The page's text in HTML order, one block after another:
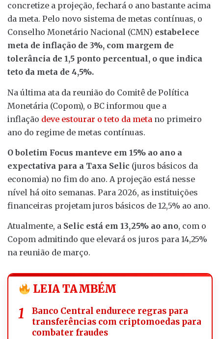
concretize a projeção, fechará o ano bastante acima
da meta. Pelo novo sistema de metas contínuas, o
Conselho Monetário Nacional (CMN) estabelece
meta de inflação de 3%, com margem de
tolerância de 1,5 ponto percentual, o que indica
teto da meta de 4,5%.
Na última ata da reunião do Comitê de Política
Monetária (Copom), o BC informou que a
inflação deve estourar o teto da meta no primeiro
ano do regime de metas contínuas.
O boletim Focus manteve em 15% ao ano a
expectativa para a Taxa Selic (juros básicos da
economia) no fim do ano. A projeção está nesse
nível há oito semanas. Para 2026, as instituições
financeiras projetam juros básicos de 12,5% ao ano.
Atualmente, a Selic está em 13,25% ao ano, com o
Copom admitindo que elevará os juros para 14,25%
na reunião de março.
LEIA TAMBÉM
Banco Central endurece regras para
transferências com criptomoedas para
combater fraudes